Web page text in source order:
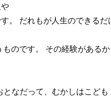
。 だれもが人生のできるだ
のです。 その経験があるか
となだって、むかしはこど